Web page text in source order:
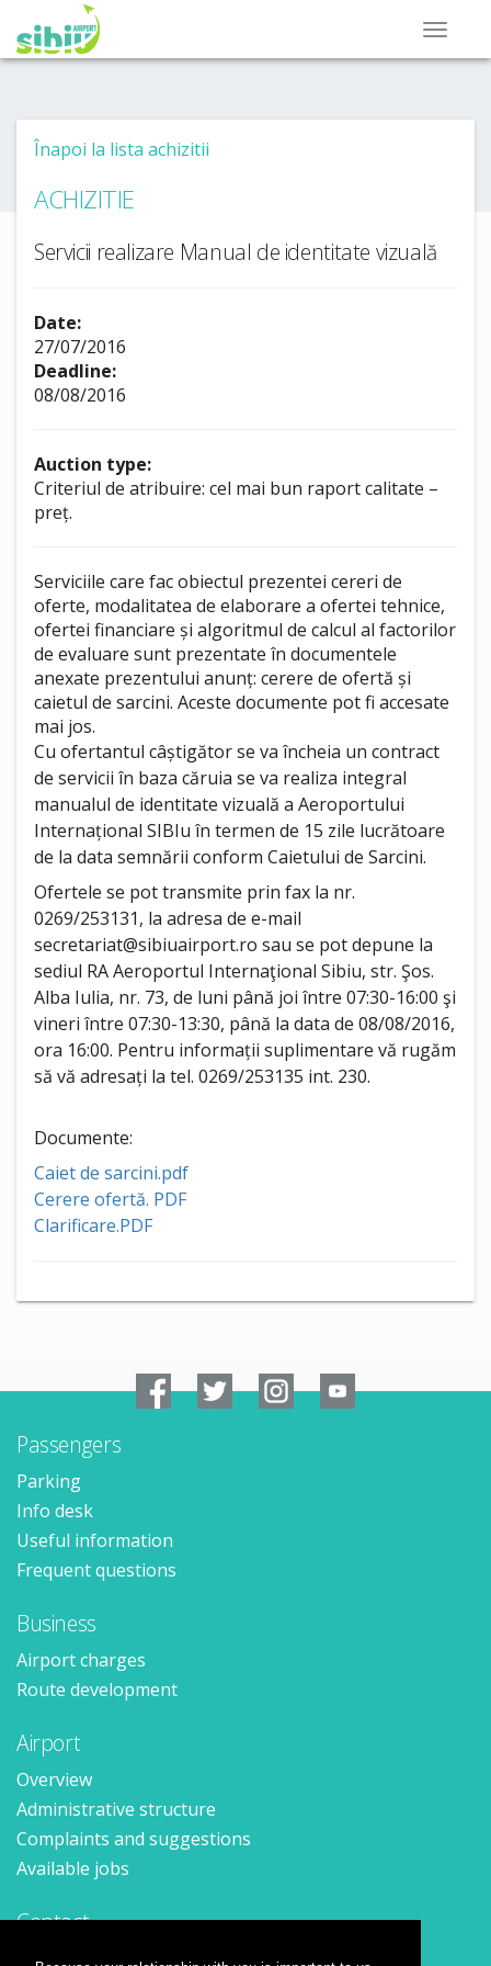
Înapoi la lista achizitii
ACHIZITIE
Servicii realizare Manual de identitate vizuală
Date:
27/07/2016
Deadline:
08/08/2016
Auction type:
Criteriul de atribuire: cel mai bun raport calitate –
preț.
Serviciile care fac obiectul prezentei cereri de
oferte, modalitatea de elaborare a ofertei tehnice,
ofertei financiare și algoritmul de calcul al factorilor
de evaluare sunt prezentate în documentele
anexate prezentului anunț: cerere de ofertă și
caietul de sarcini. Aceste documente pot fi accesate
mai jos.
Cu ofertantul câștigător se va încheia un contract
de servicii în baza căruia se va realiza integral
manualul de identitate vizuală a Aeroportului
Internațional SIBIu în termen de 15 zile lucrătoare
de la data semnării conform Caietului de Sarcini.
Ofertele se pot transmite prin fax la nr.
0269/253131, la adresa de e-mail
secretariat@sibiuairport.ro sau se pot depune la
sediul RA Aeroportul Internaţional Sibiu, str. Şos.
Alba Iulia, nr. 73, de luni până joi între 07:30-16:00 şi
vineri între 07:30-13:30, până la data de 08/08/2016,
ora 16:00. Pentru informații suplimentare vă rugăm
să vă adresați la tel. 0269/253135 int. 230.
Documente:
Caiet de sarcini.pdf
Cerere ofertă. PDF
Clarificare.PDF
Passengers
Parking
Info desk
Useful information
Frequent questions
Business
Airport charges
Route development
Airport
Overview
Administrative structure
Complaints and suggestions
Available jobs
Contact
Contact form